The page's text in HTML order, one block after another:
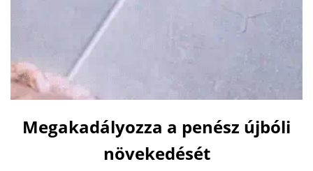
Megakadályozza a penész újbóli
növekedését